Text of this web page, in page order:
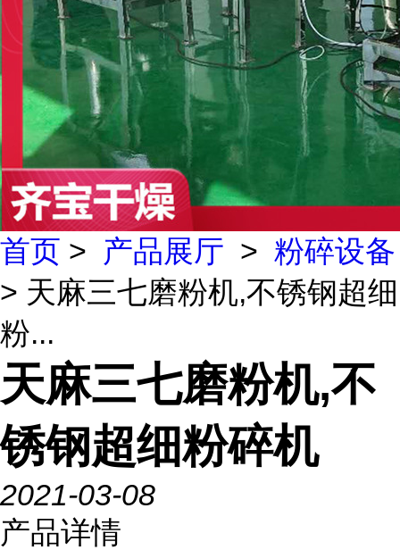
首页 > 产品展厅 > 粉碎设备
> 天麻三七磨粉机,不锈钢超细
粉...
天麻三七磨粉机,不
锈钢超细粉碎机
2021-03-08
产品详情